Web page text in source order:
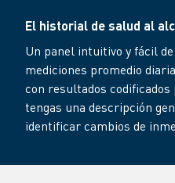
El historial de salud al
Un panel intuitivo y fácil
mediciones promedio
con resultados
tengas una descripción
identificar cambios de